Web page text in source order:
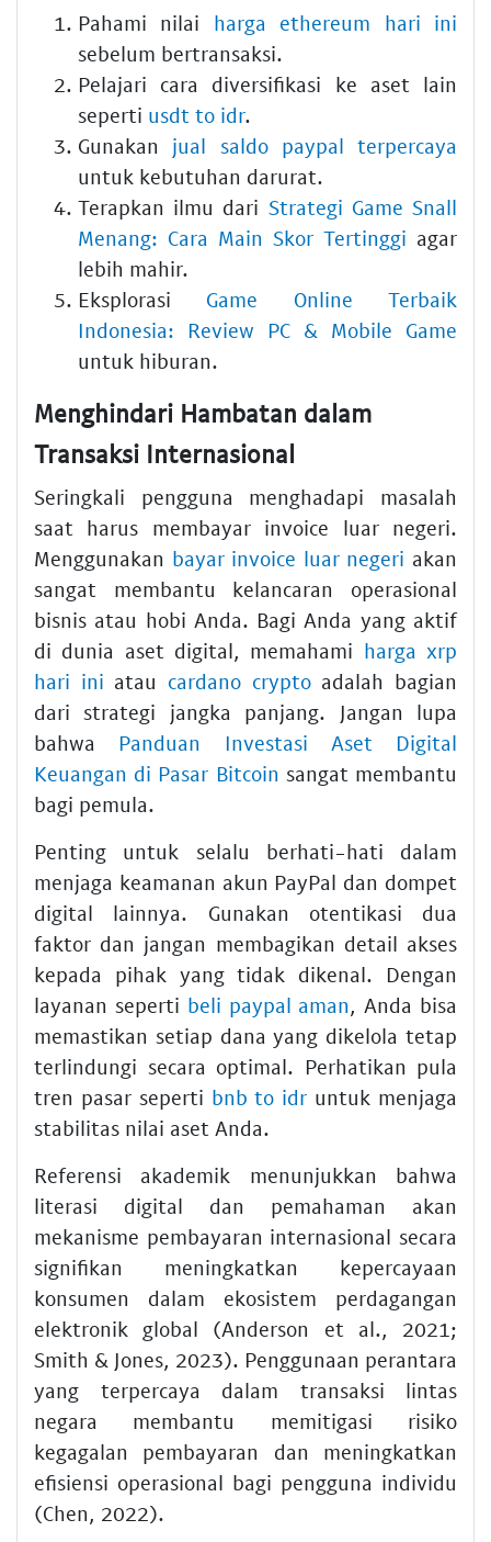
Pahami nilai harga ethereum hari ini
sebelum bertransaksi.
Pelajari cara diversifikasi ke aset lain
seperti usdt to idr.
Gunakan jual saldo paypal terpercaya
untuk kebutuhan darurat.
Terapkan ilmu dari Strategi Game Snall
Menang: Cara Main Skor Tertinggi agar
lebih mahir.
Eksplorasi Game Online Terbaik
Indonesia: Review PC & Mobile Game
untuk hiburan.
Menghindari Hambatan dalam
Transaksi Internasional
Seringkali pengguna menghadapi masalah
saat harus membayar invoice luar negeri.
Menggunakan bayar invoice luar negeri akan
sangat membantu kelancaran operasional
bisnis atau hobi Anda. Bagi Anda yang aktif
di dunia aset digital, memahami harga xrp
hari ini atau cardano cryptoadalah bagian
dari strategi jangka panjang. Jangan lupa
bahwa Panduan Investasi Aset Digital
Keuangan di Pasar Bitcoin sangat membantu
bagi pemula.
Penting untuk selalu berhati-hati dalam
menjaga keamanan akun PayPal dan dompet
digital lainnya. Gunakan otentikasi dua
faktor dan jangan membagikan detail akses
kepada pihak yang tidak dikenal. Dengan
layanan seperti beli paypal aman, Anda bisa
memastikan setiap dana yang dikelola tetap
terlindungi secara optimal. Perhatikan pula
tren pasar seperti bnb to idr untuk menjaga
stabilitas nilai aset Anda.
Referensi akademik menunjukkan bahwa
literasi digital dan pemahaman akan
mekanisme pembayaran internasional secara
signifikan meningkatkan kepercayaan
konsumen dalam ekosistem perdagangan
elektronik global (Anderson et al., 2021;
Smith & Jones, 2023). Penggunaan perantara
yang terpercaya dalam transaksi lintas
negara membantu memitigasi risiko
kegagalan pembayaran dan meningkatkan
efisiensi operasional bagi pengguna individu
(Chen, 2022).